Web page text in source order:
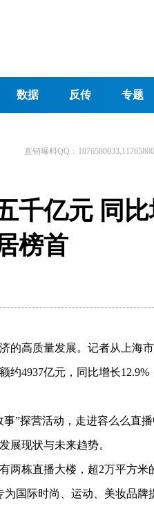
数据 反传 专题
直销曝料QQ：
千亿元 同
榜首
的高质量发展。记者从上海
约4937亿元，同比增长
”探营活动，走进容么么直
展现状与未来趋势。
两栋直播大楼，超2万平方米
国际时尚、运动、美妆品牌